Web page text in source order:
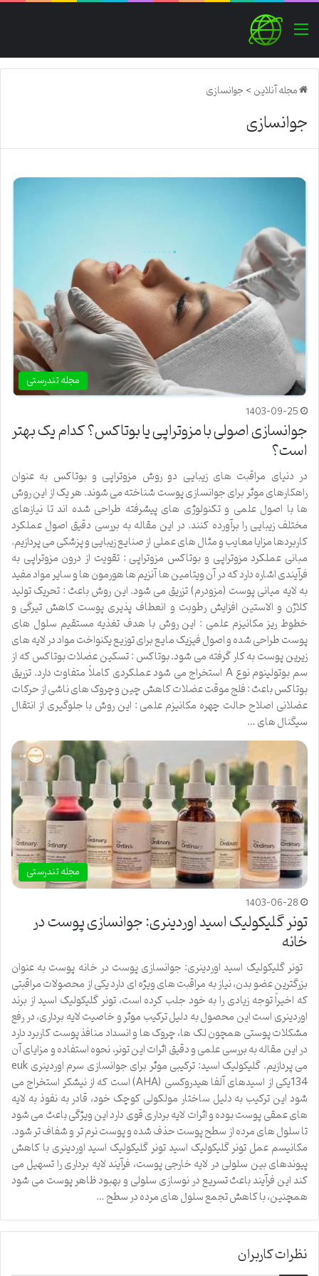
منو
مجله آنلاین>جوانسازی
جوانسازی
مجله تندرستی
1403-09-25
جوانسازی اصولی با مزوتراپی یا بوتاکس؟ کدام یک بهتر
است؟
در دنیای مراقبت های زیبایی دو روش مزوتراپی و بوتاکس به عنوان
راهکارهای موثر برای جوانسازی پوست شناخته می شوند. هر یک از این روش
ها با اصول علمی و تکنولوژی های پیشرفته طراحی شده اند تا نیازهای
مختلف زیبایی را برآورده کنند. در این مقاله به بررسی دقیق اصول عملکرد
کاربردها مزایا معایب و مثال های عملی از صنایع زیبایی و پزشکی می پردازیم.
مبانی عملکرد مزوتراپی و بوتاکس مزوتراپی : تقویت از درون مزوتراپی به
فرآیندی اشاره دارد که در آن ویتامین ها آنزیم ها هورمون ها و سایر مواد مفید
به لایه میانی پوست (مزودرم) تزریق می شود. این روش باعث : تحریک تولید
کلاژن و الاستین افزایش رطوبت و انعطاف پذیری پوست کاهش تیرگی و
خطوط ریز مکانیزم علمی : این روش با هدف تغذیه مستقیم سلول های
پوست طراحی شده و اصول فیزیک مایع برای توزیع یکنواخت مواد در لایه های
زیرین پوست به کار گرفته می شود. بوتاکس : تسکین عضلات بوتاکس که از
سم بوتولینوم نوع A استخراج می شود عملکردی کاملاً متفاوت دارد. تزریق
بوتاکس باعث : فلج موقت عضلات کاهش چین وچروک های ناشی از حرکات
عضلانی اصلاح حالت چهره مکانیزم علمی : این روش با جلوگیری از انتقال
سیگنال های …
مجله تندرستی
1403-06-28
تونر گلیکولیک اسید اوردینری: جوانسازی پوست در
خانه
تونر گلیکولیک اسید اوردینری: جوانسازی پوست در خانه پوست به عنوان
بزرگترین عضو بدن، نیاز به مراقبت های ویژه ای دارد یکی از محصولات مراقبتی
که اخیراً توجه زیادی را به خود جلب کرده است، تونر گلیکولیک اسید از برند
اوردینری است این محصول به دلیل ترکیب موثر و خاصیت لایه برداری، در رفع
مشکلات پوستی همچون لک ها، چروک ها و انسداد منافذ پوست کاربرد دارد
در این مقاله به بررسی علمی و دقیق اثرات این تونر، نحوه استفاده و مزایای آن
می پردازیم. گلیکولیک اسید: ترکیبی موثر برای جوانسازی سرم اوردینری euk
134یکی از اسیدهای آلفا هیدروکسی (AHA) است که از نیشکر استخراج می
شود این ترکیب به دلیل ساختار مولکولی کوچک خود، قادر به نفوذ به لایه
های عمقی پوست بوده و اثرات لایه برداری قوی دارد این ویژگی باعث می شود
تا سلول های مرده از سطح پوست حذف شده و پوست نرم تر و شفاف تر شود.
مکانیسم عمل تونر گلیکولیک اسید تونر گلیکولیک اسید اوردینری با کاهش
پیوندهای بین سلولی در لایه خارجی پوست، فرآیند لایه برداری را تسهیل می
کند این فرآیند باعث تسریع در نوسازی سلولی و بهبود ظاهر پوست می شود
همچنین، با کاهش تجمع سلول های مرده در سطح …
نظرات کاربران